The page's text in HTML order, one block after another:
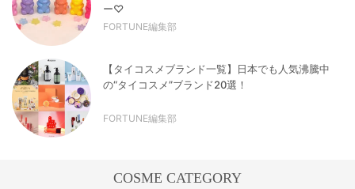
ー♡
FORTUNE編集部
【タイコスメブランド一覧】日本でも人気沸騰中
の“タイコスメ”ブランド20選！
FORTUNE編集部
COSME CATEGORY